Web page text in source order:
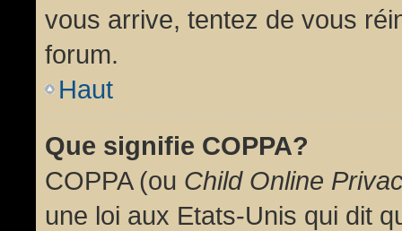
vous arrive, tentez de vous
forum.
Haut
Que signifie COPPA?
COPPA (ou Child Online
une loi aux Etats-Unis qui dit